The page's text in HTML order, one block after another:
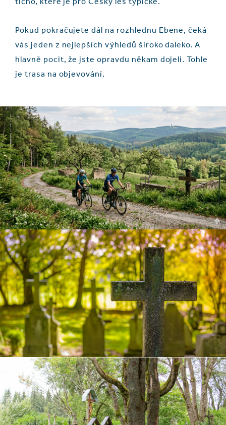
Pokud pokračujete dál na rozhlednu Ebene, čeká
vás jeden z nejlepších výhledů široko daleko. A
hlavně pocit, že jste opravdu někam dojeli. Tohle
je trasa na objevování.